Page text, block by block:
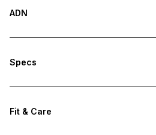
ADN
Specs
Fit & Care